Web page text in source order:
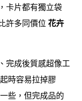
卡片都有獨立袋
許多同價位 花卉
完成後質感超像工
時容易拉掉膠
些，但完成品的